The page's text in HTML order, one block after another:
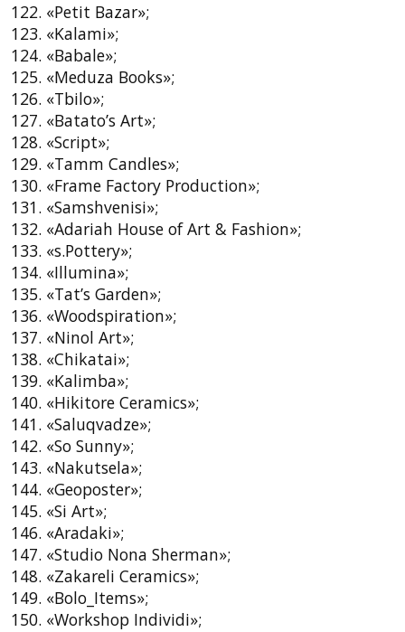
122. «Petit Bazar»;
123. «Kalami»;
124. «Babale»;
125. «Meduza Books»;
126. «Tbilo»;
127. «Batato’s Art»;
128. «Script»;
129. «Tamm Candles»;
130. «Frame Factory Production»;
131. «Samshvenisi»;
132. «Adariah House of Art & Fashion»;
133. «s.Pottery»;
134. «Illumina»;
135. «Tat’s Garden»;
136. «Woodspiration»;
137. «Ninol Art»;
138. «Chikatai»;
139. «Kalimba»;
140. «Hikitore Ceramics»;
141. «Saluqvadze»;
142. «So Sunny»;
143. «Nakutsela»;
144. «Geoposter»;
145. «Si Art»;
146. «Aradaki»;
147. «Studio Nona Sherman»;
148. «Zakareli Ceramics»;
149. «Bolo_Items»;
150. «Workshop Individi»;